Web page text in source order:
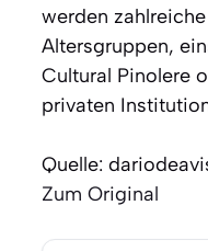
werden
Altersgruppen,
Cultural Pinolere
privaten
Quelle:
Zum Original